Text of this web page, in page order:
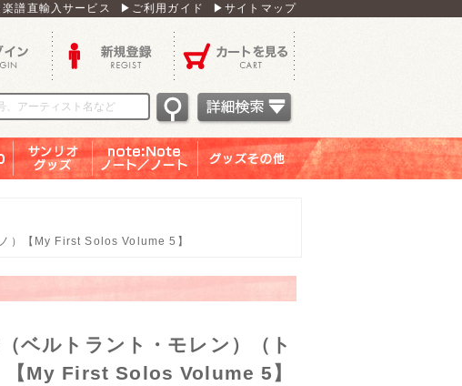
譜直輸入サービス ▶ご利用ガイド ▶サイトマップ
）【My First Solos Volume 5】
ベルトラント・モレン）（ト
【My First Solos Volume 5】